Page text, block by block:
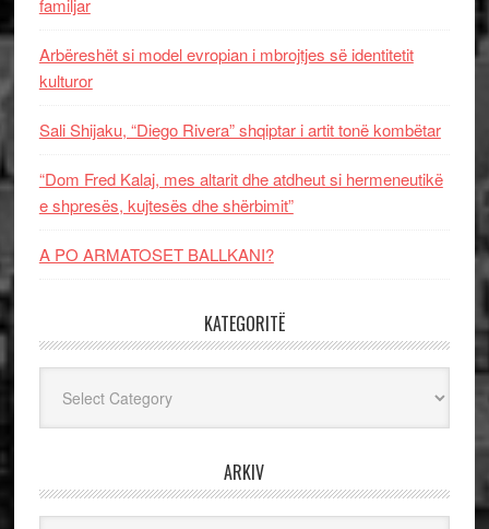
familjar
Arbëreshët si model evropian i mbrojtjes së identitetit
kulturor
Sali Shijaku, “Diego Rivera” shqiptar i artit tonë kombëtar
“Dom Fred Kalaj, mes altarit dhe atdheut si hermeneutikë
e shpresës, kujtesës dhe shërbimit”
A PO ARMATOSET BALLKANI?
KATEGORITË
ARKIV